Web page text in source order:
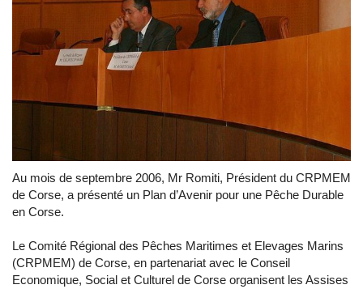
Au mois de septembre 2006, Mr Romiti, Président du CRPMEM
de Corse, a présenté un Plan d’Avenir pour une Pêche Durable
en Corse.
Le Comité Régional des Pêches Maritimes et Elevages Marins
(CRPMEM) de Corse, en partenariat avec le Conseil
Economique, Social et Culturel de Corse organisent les Assises